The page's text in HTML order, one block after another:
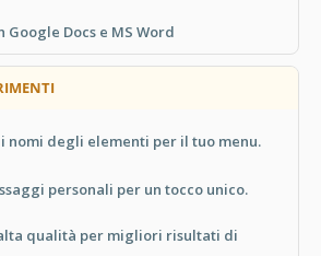
Docs e MS Word
nomi degli elementi per il tuo menu.
personali per un tocco unico.
qualità per migliori risultati di